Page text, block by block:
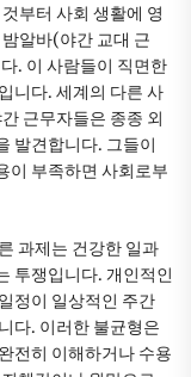
부터 사회 생활에 영
알바(야간 교대 근
. 이 사람들이 직면한
니다. 세계의 다른 사
근무자들은 종종 외
발견합니다. 그들이
이 부족하면 사회로부
과제는 건강한 일과
투쟁입니다. 개인적인
정이 일상적인 주간
다. 이러한 불균형은
전히 이해하거나 수용